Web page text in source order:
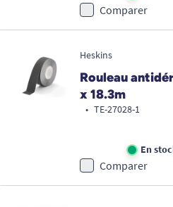
Comparer
Heskins
Rouleau
x 18.3m
• TE-27028-1
En
Comparer